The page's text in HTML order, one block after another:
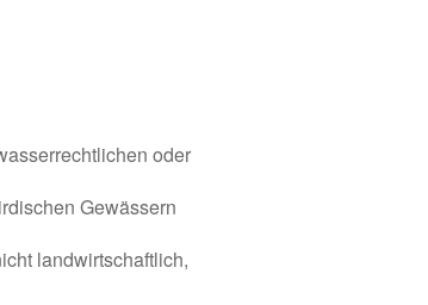
oder
Gewässern
landwirtschaftlich,